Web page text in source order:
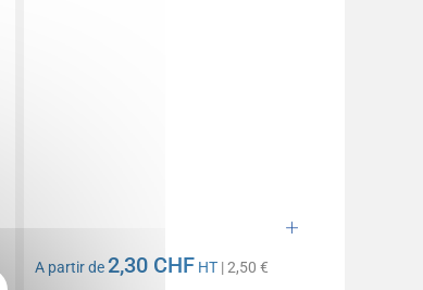
A partir de2,30 CHF HT | 2,50 €